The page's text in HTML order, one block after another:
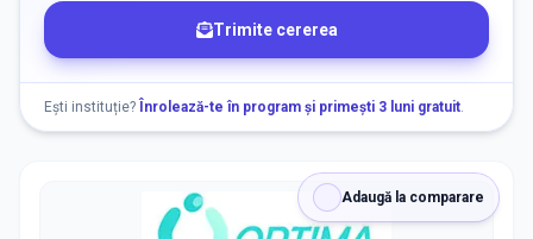
Nu există informații despre locuri libere
Nu există informații despre job-uri
Trimite cererea
Ești instituție? Înrolează-te în program și primești 3 luni gratuit.
Adaugă la comparare